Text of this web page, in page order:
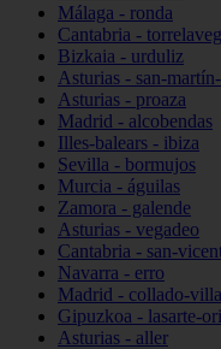
Málaga - ronda
Cantabria -
Bizkaia - urduliz
Asturias - san-
Asturias - proaza
Madrid - alcobendas
Illes-balears - ibiza
Sevilla - bormujos
Murcia - águilas
Zamora - galende
Asturias - vegadeo
Cantabria - san-
Navarra - erro
Madrid - collado-
Gipuzkoa - lasarte-
Asturias - aller